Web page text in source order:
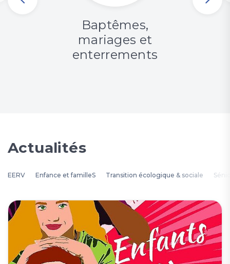
Baptêmes,
mariages et
enterrements
Actualités
EERV Enfance et familleS Transition écologique & sociale